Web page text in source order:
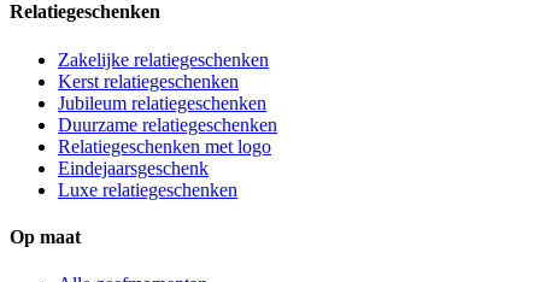
Relatiegeschenken
Zakelijke relatiegeschenken
Kerst relatiegeschenken
Jubileum relatiegeschenken
Duurzame relatiegeschenken
Relatiegeschenken met logo
Eindejaarsgeschenk
Luxe relatiegeschenken
Op maat